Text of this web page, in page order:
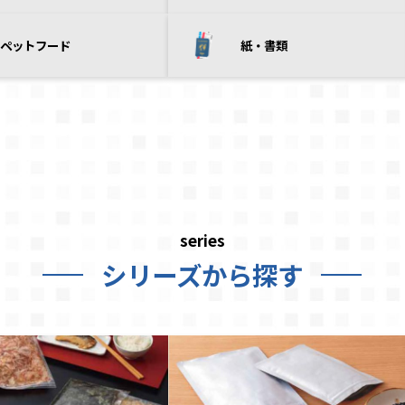
ペットフード 紙・書類
series
シリーズから探す